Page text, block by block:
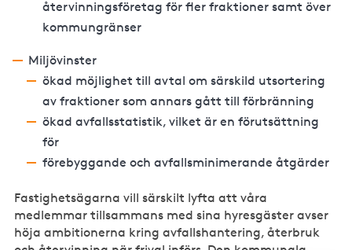
återvinningsföretag för fler fraktioner samt över
kommungränser
Miljövinster
ökad möjlighet till avtal om särskild utsortering
av fraktioner som annars gått till förbränning
ökad avfallsstatistik, vilket är en förutsättning
för
förebyggande och avfallsminimerande åtgärder
Fastighetsägarna vill särskilt lyfta att våra
medlemmar tillsammans med sina hyresgäster avser
höja ambitionerna kring avfallshantering, återbruk